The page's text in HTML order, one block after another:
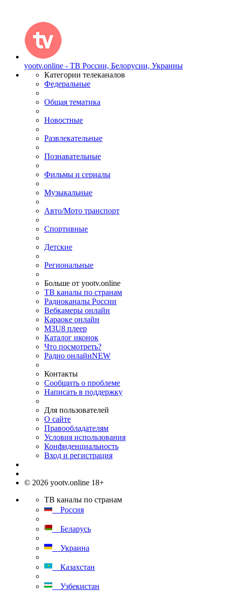
yootv.online - ТВ России, Белорусии, Украины
Категории телеканалов
Федеральные
Общая тематика
Новостные
Развлекательные
Познавательные
Фильмы и сериалы
Музыкальные
Авто/Мото транспорт
Спортивные
Детские
Региональные
Больше от yootv.online
ТВ каналы по странам
Радиоканалы России
Вебкамеры онлайн
Караоке онлайн
M3U8 плеер
Каталог иконок
Что посмотреть?
Радио онлайнNEW
Контакты
Сообщить о проблеме
Написать в поддержку
Для пользователей
О сайте
Правообладателям
Условия использования
Конфиденциальность
Вход и регистрация
© 2026 yootv.online 18+
ТВ каналы по странам
Россия
Беларусь
Украина
Казахстан
Узбекистан